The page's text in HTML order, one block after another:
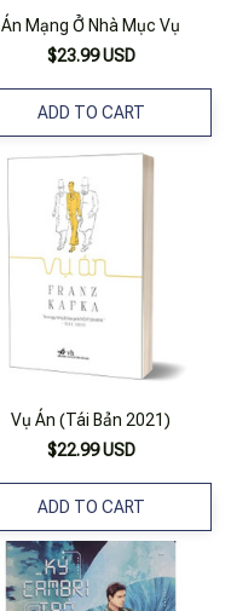
Án Mạng Ở Nhà Mục Vụ
$23.99 USD
ADD TO CART
Vụ Án (Tái Bản 2021)
$22.99 USD
ADD TO CART